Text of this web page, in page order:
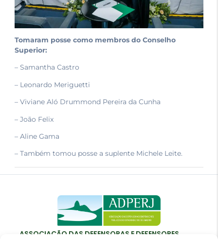
Tomaram posse como membros do Conselho
Superior:
– Samantha Castro
– Leonardo Meriguetti
– Viviane Aló Drummond Pereira da Cunha
– João Felix
– Aline Gama
– Também tomou posse a suplente Michele Leite.
ASSOCIAÇÃO DAS DEFENSORAS E DEFENSORES